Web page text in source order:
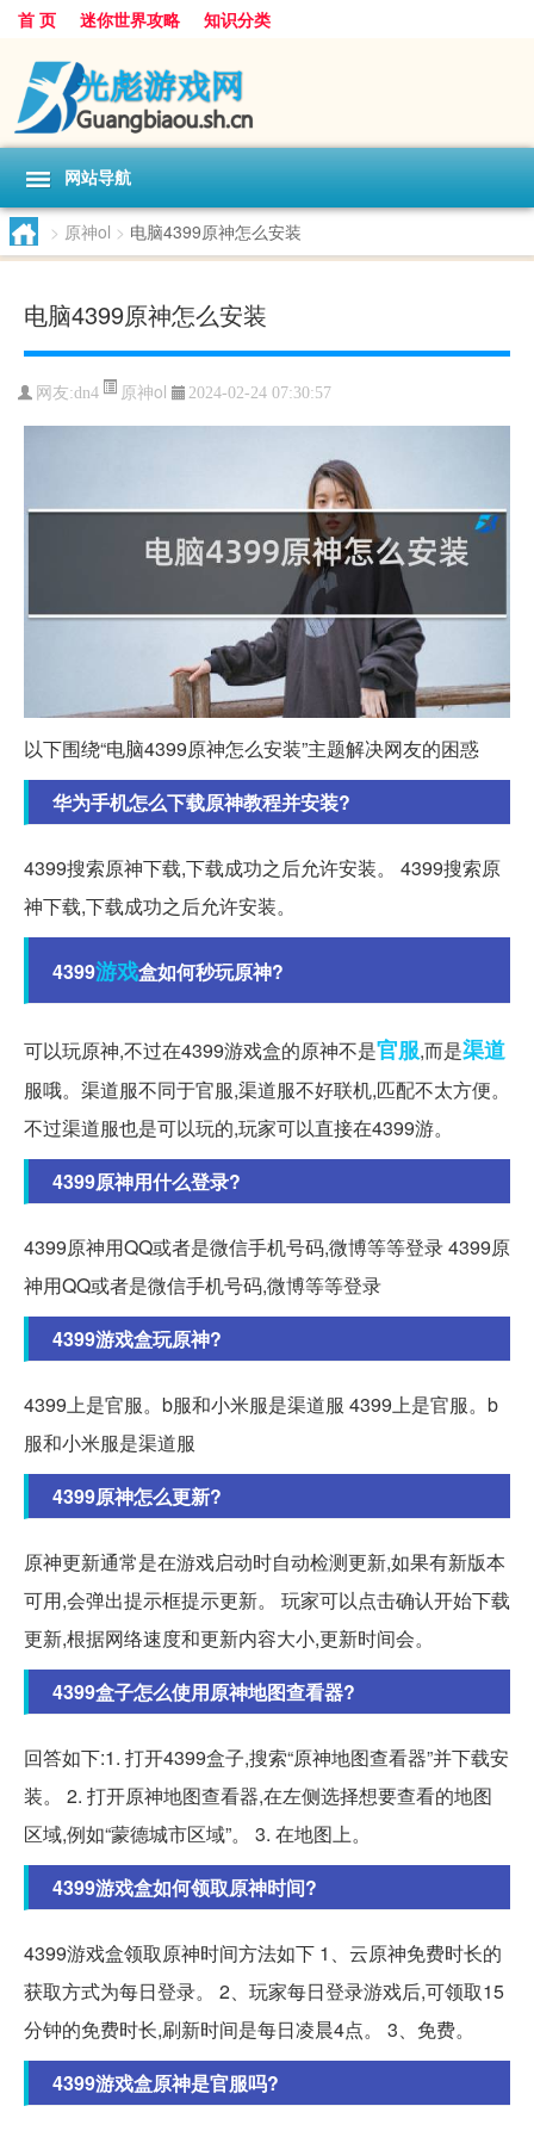
首 页 迷你世界攻略 知识分类
网站导航
> 原神ol > 电脑4399原神怎么安装
电脑4399原神怎么安装
网友:dn4 原神ol 2024-02-24 07:30:57
以下围绕“电脑4399原神怎么安装”主题解决网友的困惑
华为手机怎么下载原神教程并安装?
4399搜索原神下载,下载成功之后允许安装。 4399搜索原
神下载,下载成功之后允许安装。
4399游戏盒如何秒玩原神?
可以玩原神,不过在4399游戏盒的原神不是官服,而是渠道
服哦。渠道服不同于官服,渠道服不好联机,匹配不太方便。
不过渠道服也是可以玩的,玩家可以直接在4399游。
4399原神用什么登录?
4399原神用QQ或者是微信手机号码,微博等等登录 4399原
神用QQ或者是微信手机号码,微博等等登录
4399游戏盒玩原神?
4399上是官服。b服和小米服是渠道服 4399上是官服。b
服和小米服是渠道服
4399原神怎么更新?
原神更新通常是在游戏启动时自动检测更新,如果有新版本
可用,会弹出提示框提示更新。 玩家可以点击确认开始下载
更新,根据网络速度和更新内容大小,更新时间会。
4399盒子怎么使用原神地图查看器?
回答如下:1. 打开4399盒子,搜索“原神地图查看器”并下载安
装。 2. 打开原神地图查看器,在左侧选择想要查看的地图
区域,例如“蒙德城市区域”。 3. 在地图上。
4399游戏盒如何领取原神时间?
4399游戏盒领取原神时间方法如下 1、云原神免费时长的
获取方式为每日登录。 2、玩家每日登录游戏后,可领取15
分钟的免费时长,刷新时间是每日凌晨4点。 3、免费。
4399游戏盒原神是官服吗?